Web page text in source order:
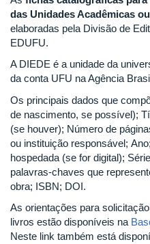
das Unidades Acadêmicas
elaboradas pela Divisão de
EDUFU.
A DIEDE é a unidade da
da conta UFU na Agência
Os principais dados que
de nascimento, se possível);
(se houver); Número de
ou instituição responsável;
hospedada (se for digital);
palavras-chaves que
obra; ISBN; DOI.
As orientações para
livros estão disponíveis na
Neste link também está